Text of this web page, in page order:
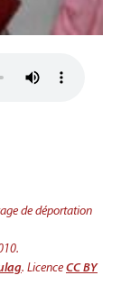
de déportation
. Licence CC BY